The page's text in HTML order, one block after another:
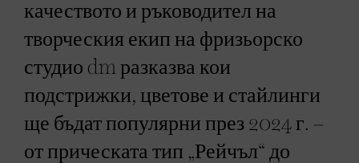
качеството и ръководител на
творческия екип на фризьорско
студио dm разказва кои
подстрижки, цветове и стайлинги
ще бъдат популярни през 2024 г. –
от прическата тип „Рейчъл“ до